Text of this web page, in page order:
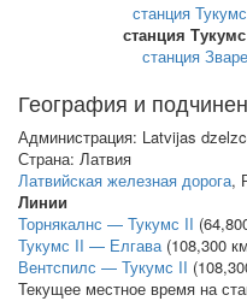
станция
станция
станция Зваре
География и
Администрация: Latvijas
Страна: Латвия
Латвийская железная дорога,
Линии
Торнякалнс — Тукумс II
Тукумс II — Елгава(108,300
Вентспилс — Тукумс II
Текущее местное время на